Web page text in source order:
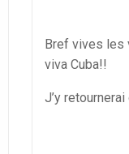
Bref vives les
viva Cuba!!
J’y